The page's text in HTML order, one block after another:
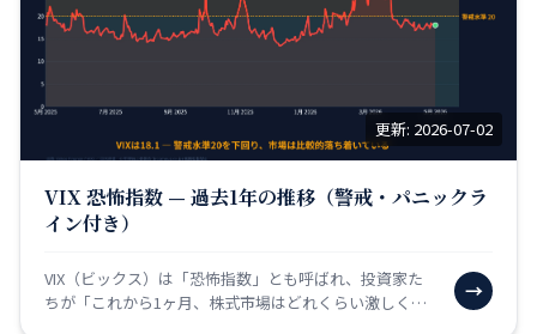
更新: 2026-07-02
VIX 恐怖指数 — 過去1年の推移（警戒・パニックラ
イン付き）
VIX（ビックス）は「恐怖指数」とも呼ばれ、投資家た
ちが「これから1ヶ月、株式市場はどれくらい激しく動
→